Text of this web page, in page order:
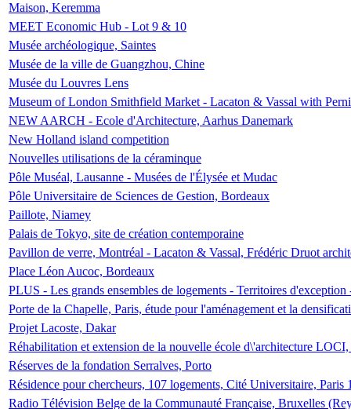
Maison, Keremma
MEET Economic Hub - Lot 9 & 10
Musée archéologique, Saintes
Musée de la ville de Guangzhou, Chine
Musée du Louvres Lens
Museum of London Smithfield Market - Lacaton & Vassal with
NEW AARCH - Ecole d'Architecture, Aarhus Danemark
New Holland island competition
Nouvelles utilisations de la céraminque
Pôle Muséal, Lausanne - Musées de l'Élysée et Mudac
Pôle Universitaire de Sciences de Gestion, Bordeaux
Paillote, Niamey
Palais de Tokyo, site de création contemporaine
Pavillon de verre, Montréal - Lacaton & Vassal, Frédéric Druot
Place Léon Aucoc, Bordeaux
PLUS - Les grands ensembles de logements - Territoires
Porte de la Chapelle, Paris, étude pour l'aménagement et la
Projet Lacoste, Dakar
Réhabilitation et extension de la nouvelle école d\'architecture
Réserves de la fondation Serralves, Porto
Résidence pour chercheurs, 107 logements, Cité Universitaire, Paris
Radio Télévision Belge de la Communauté Française, Bruxelles